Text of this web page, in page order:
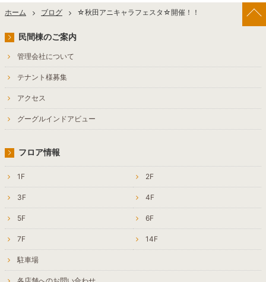
ホーム ブログ ☆秋田アニキャラフェスタ☆開催！！
民間棟のご案内
管理会社について
テナント様募集
アクセス
グーグルインドアビュー
フロア情報
1F 2F
3F 4F
5F 6F
7F 14F
駐車場